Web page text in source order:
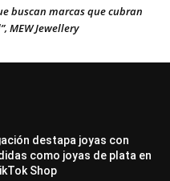
buscan marcas que cubran
MEW Jewellery
destapa joyas con
como joyas de plata en
Shop